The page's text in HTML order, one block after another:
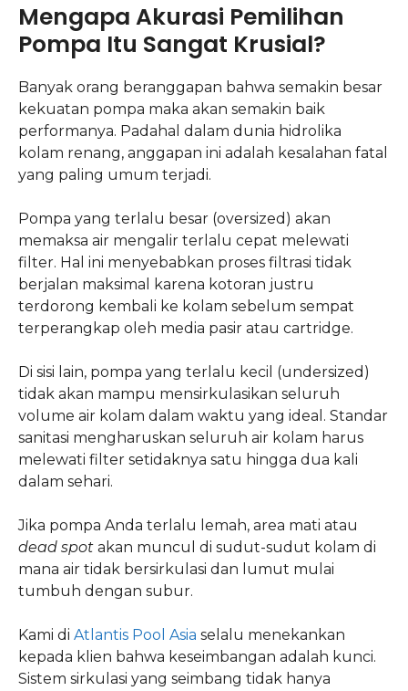
Mengapa Akurasi Pemilihan
Pompa Itu Sangat Krusial?
Banyak orang beranggapan bahwa semakin besar
kekuatan pompa maka akan semakin baik
performanya. Padahal dalam dunia hidrolika
kolam renang, anggapan ini adalah kesalahan fatal
yang paling umum terjadi.
Pompa yang terlalu besar (oversized) akan
memaksa air mengalir terlalu cepat melewati
filter. Hal ini menyebabkan proses filtrasi tidak
berjalan maksimal karena kotoran justru
terdorong kembali ke kolam sebelum sempat
terperangkap oleh media pasir atau cartridge.
Di sisi lain, pompa yang terlalu kecil (undersized)
tidak akan mampu mensirkulasikan seluruh
volume air kolam dalam waktu yang ideal. Standar
sanitasi mengharuskan seluruh air kolam harus
melewati filter setidaknya satu hingga dua kali
dalam sehari.
Jika pompa Anda terlalu lemah, area mati atau
dead spot akan muncul di sudut-sudut kolam di
mana air tidak bersirkulasi dan lumut mulai
tumbuh dengan subur.
Kami di Atlantis Pool Asia selalu menekankan
kepada klien bahwa keseimbangan adalah kunci.
Sistem sirkulasi yang seimbang tidak hanya